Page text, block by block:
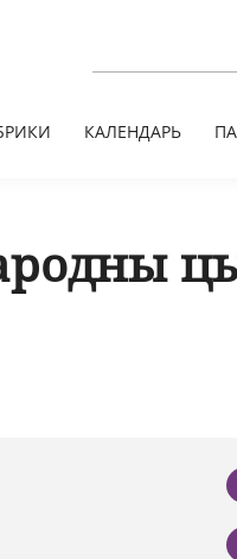
КАЛЕНДАРЬ